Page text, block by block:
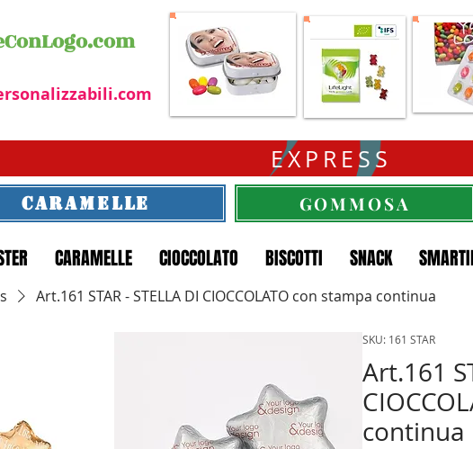
EXPRESS
CARAMELLE GOMMOSA
Art.161 STAR - STELLA DI CIOCCOLATO con stampa continua
SKU: 161 STAR
Art.161
continua
CARAMELLE CIOCCOLATO BISCOTTI SNACK